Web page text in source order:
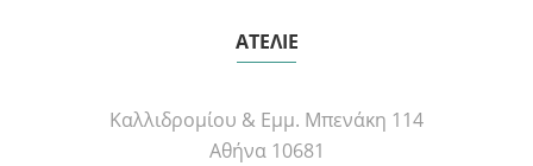
ΑΤΕΛΙΕ
Καλλιδρομίου & Εμμ. Μπενάκη 114
Αθήνα 10681